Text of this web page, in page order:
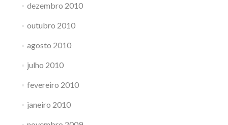
dezembro 2010
outubro 2010
agosto 2010
julho 2010
fevereiro 2010
janeiro 2010